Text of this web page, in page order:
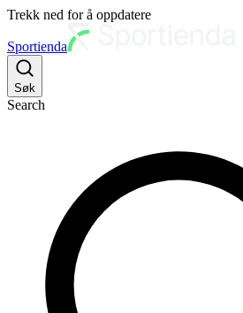
Trekk ned for å oppdatere
Sportienda
Søk
Search